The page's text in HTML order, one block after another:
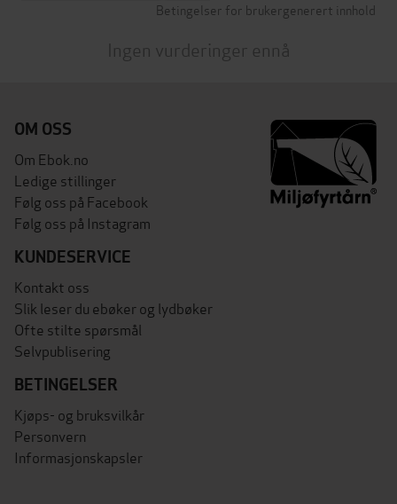
Betingelser for brukergenerert innhold
Ingen vurderinger ennå
OM OSS
Om Ebok.no
Ledige stillinger
Følg oss på Facebook
Følg oss på Instagram
KUNDESERVICE
Kontakt oss
Slik leser du ebøker og lydbøker
Ofte stilte spørsmål
Selvpublisering
BETINGELSER
Kjøps- og bruksvilkår
Personvern
Informasjonskapsler